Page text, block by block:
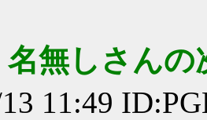
名無しさんの
11:49